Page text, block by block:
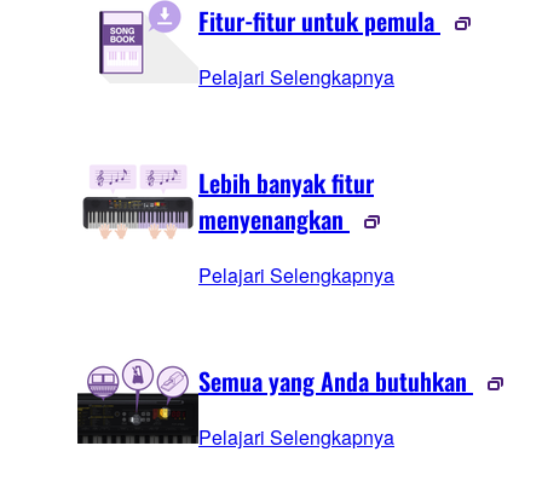
Fitur-fitur untuk pemula
Pelajari Selengkapnya
Lebih banyak fitur
menyenangkan
Pelajari Selengkapnya
Semua yang Anda butuhkan
Pelajari Selengkapnya